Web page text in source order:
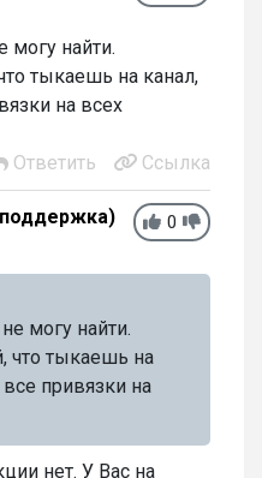
могу найти.
тыкаешь на канал,
на всех
Ответить
Ссылка
0
могу найти.
что тыкаешь на
привязки на
нет. У Вас на